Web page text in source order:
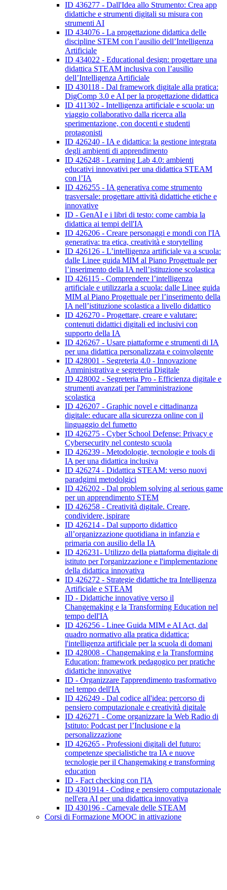
ID 436277 - Dall'Idea allo Strumento: Crea app
didattiche e strumenti digitali su misura con
strumenti AI
ID 434076 - La progettazione didattica delle
discipline STEM con l’ausilio dell’Intelligenza
Artificiale
ID 434022 - Educational design: progettare una
didattica STEAM inclusiva con l’ausilio
dell’Intelligenza Artificiale
ID 430118 - Dal framework digitale alla pratica:
DigComp 3.0 e AI per la progettazione didattica
ID 411302 - Intelligenza artificiale e scuola: un
viaggio collaborativo dalla ricerca alla
sperimentazione, con docenti e studenti
protagonisti
ID 426240 - IA e didattica: la gestione integrata
degli ambienti di apprendimento
ID 426248 - Learning Lab 4.0: ambienti
educativi innovativi per una didattica STEAM
con l’IA
ID 426255 - IA generativa come strumento
trasversale: progettare attività didattiche etiche e
innovative
ID - GenAI e i libri di testo: come cambia la
didattica ai tempi dell'IA
ID 426206 - Creare personaggi e mondi con l'IA
generativa: tra etica, creatività e storytelling
ID 426126 - L’intelligenza artificiale va a scuola:
dalle Linee guida MIM al Piano Progettuale per
l’inserimento della IA nell’istituzione scolastica
ID 426115 - Comprendere l’intelligenza
artificiale e utilizzarla a scuola: dalle Linee guida
MIM al Piano Progettuale per l’inserimento della
IA nell’istituzione scolastica a livello didattico
ID 426270 - Progettare, creare e valutare:
contenuti didattici digitali ed inclusivi con
supporto della IA
ID 426267 - Usare piattaforme e strumenti di IA
per una didattica personalizzata e coinvolgente
ID 428001 - Segreteria 4.0 - Innovazione
Amministrativa e segreteria Digitale
ID 428002 - Segreteria Pro - Efficienza digitale e
strumenti avanzati per l'amministrazione
scolastica
ID 426207 - Graphic novel e cittadinanza
digitale: educare alla sicurezza online con il
linguaggio del fumetto
ID 426275 - Cyber School Defense: Privacy e
Cybersecurity nel contesto scuola
ID 426239 - Metodologie, tecnologie e tools di
IA per una didattica inclusiva
ID 426274 - Didattica STEAM: verso nuovi
paradgimi metodolgici
ID 426202 - Dal problem solving al serious game
per un apprendimento STEM
ID 426258 - Creatività digitale. Creare,
condividere, ispirare
ID 426214 - Dal supporto didattico
all’organizzazione quotidiana in infanzia e
primaria con ausilio della IA
ID 426231- Utilizzo della piattaforma digitale di
istituto per l'organizzazione e l'implementazione
della didattica innovativa
ID 426272 - Strategie didattiche tra Intelligenza
Artificiale e STEAM
ID - Didattiche innovative verso il
Changemaking e la Transforming Education nel
tempo dell'IA
ID 426256 - Linee Guida MIM e AI Act, dal
quadro normativo alla pratica didattica:
l'intelligenza artificiale per la scuola di domani
ID 428008 - Changemaking e la Transforming
Education: framework pedagogico per pratiche
didattiche innovative
ID - Organizzare l'apprendimento trasformativo
nel tempo dell'IA
ID 426249 - Dal codice all'idea: percorso di
pensiero computazionale e creatività digitale
ID 426271 - Come organizzare la Web Radio di
Istituto: Podcast per l’Inclusione e la
personalizzazione
ID 426265 - Professioni digitali del futuro:
competenze specialistiche tra IA e nuove
tecnologie per il Changemaking e transforming
education
ID - Fact checking con l'IA
ID 4301914 - Coding e pensiero computazionale
nell'era AI per una didattica innovativa
ID 430196 - Carnevale delle STEAM
Corsi di Formazione MOOC in attivazione